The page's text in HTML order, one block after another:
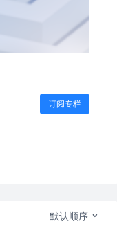
订阅专栏
默认顺序